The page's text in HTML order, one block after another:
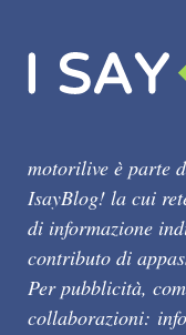
motorilive è parte
IsayBlog! la cui
di informazione
contributo di
Per pubblicità,
collaborazioni: